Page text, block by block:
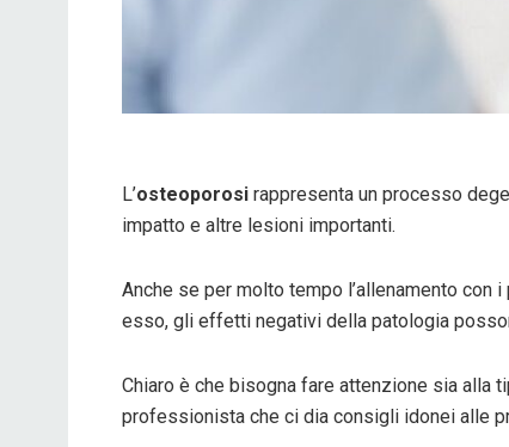
L’osteoporosi rappresenta un processo
impatto e altre lesioni importanti.
Anche se per molto tempo l’allenamento
esso, gli effetti negativi della patologia
Chiaro è che bisogna fare attenzione sia alla
professionista che ci dia consigli idonei alle